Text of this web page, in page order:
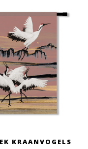
KRAANVOGELS